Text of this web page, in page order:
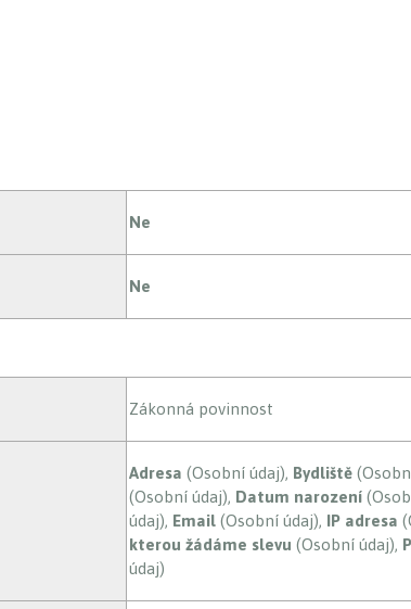
Ne
Ne
Zákonná povinnost
Adresa (Osobní údaj), Bydliště
(Osobní údaj), Datum narození
údaj), Email (Osobní údaj), IP adresa
kterou žádáme slevu (Osobní údaj),
údaj)